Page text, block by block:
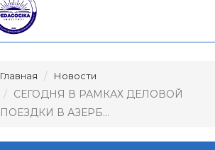
Главная Новости
СЕГОДНЯ В РАМКАХ ДЕЛОВОЙ
ПОЕЗДКИ В АЗЕРБ...